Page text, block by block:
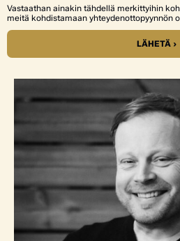
Vastaathan ainakin tähdellä merkittyihin
meitä kohdistamaan yhteydenottopyynnön
LÄHETÄ ›